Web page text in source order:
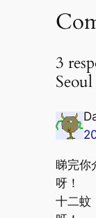
3
睇完你
呀！
十二蚊